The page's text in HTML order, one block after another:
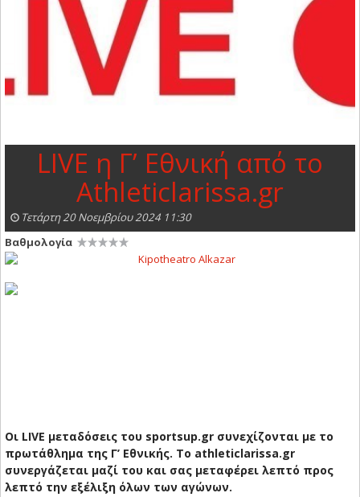
LIVE η Γ’ Εθνική από το
Αthleticlarissa.gr
Τετάρτη 20 Νοεμβρίου 2024 11:30
Βαθμολογία
Οι LIVE μεταδόσεις του sportsup.gr συνεχίζονται με το
πρωτάθλημα της Γ’ Εθνικής. Το athleticlarissa.gr
συνεργάζεται μαζί του και σας μεταφέρει λεπτό προς
λεπτό την εξέλιξη όλων των αγώνων.